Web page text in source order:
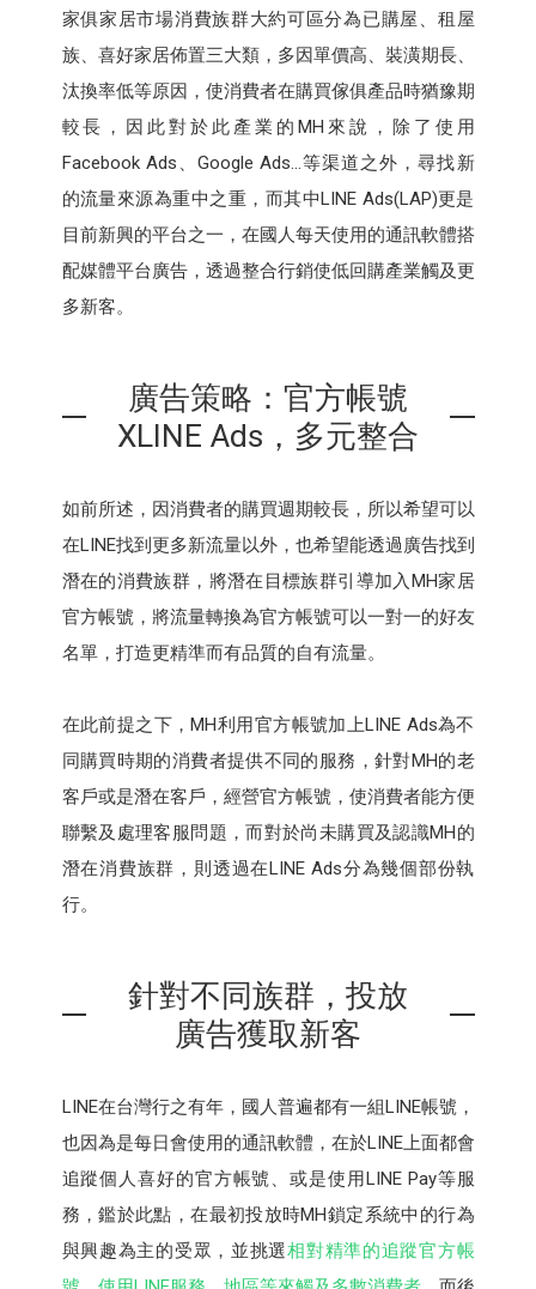
家俱家居市場消費族群大約可區分為已購屋、租屋
族、喜好家居佈置三大類，多因單價高、裝潢期長、
汰換率低等原因，使消費者在購買傢俱產品時猶豫期
較長，因此對於此產業的MH來說，除了使用
Facebook Ads、Google Ads…等渠道之外，尋找新
的流量來源為重中之重，而其中LINE Ads(LAP)更是
目前新興的平台之一，在國人每天使用的通訊軟體搭
配媒體平台廣告，透過整合行銷使低回購產業觸及更
多新客。
廣告策略：官方帳號
XLINE Ads，多元整合
如前所述，因消費者的購買週期較長，所以希望可以
在LINE找到更多新流量以外，也希望能透過廣告找到
潛在的消費族群，將潛在目標族群引導加入MH家居
官方帳號，將流量轉換為官方帳號可以一對一的好友
名單，打造更精準而有品質的自有流量。
在此前提之下，MH利用官方帳號加上LINE Ads為不
同購買時期的消費者提供不同的服務，針對MH的老
客戶或是潛在客戶，經營官方帳號，使消費者能方便
聯繫及處理客服問題，而對於尚未購買及認識MH的
潛在消費族群，則透過在LINE Ads分為幾個部份執
行。
針對不同族群，投放
廣告獲取新客
LINE在台灣行之有年，國人普遍都有一組LINE帳號，
也因為是每日會使用的通訊軟體，在於LINE上面都會
追蹤個人喜好的官方帳號、或是使用LINE Pay等服
務，鑑於此點，在最初投放時MH鎖定系統中的行為
與興趣為主的受眾，並挑選相對精準的追蹤官方帳